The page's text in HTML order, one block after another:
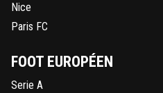
Nice
Paris FC
FOOT EUROPÉEN
Serie A